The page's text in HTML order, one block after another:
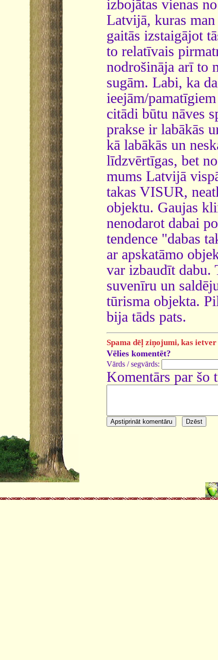
izbojātas vienas
Latvijā, kuras
gaitās izstaigājot
to relatīvais
nodrošināja arī to
sugām. Labi, ka
ieejām/
citādi būtu nāves
prakse ir labākās
kā labākās un
līdzvērtīgas, bet
mums Latvijā
takas VISUR,
objektu. Gaujas
nenodarot dabai
tendence "dabas
ar apskatāmo
var izbaudīt dabu.
suvenīru un
tūrisma objekta.
bija tāds pats.
Spama dēļ ziņojumi, kas
Vēlies komentēt?
Vārds / segvārds:
Komentārs par šo